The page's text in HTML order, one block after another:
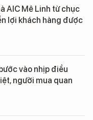
AIC Mê Linh từ chục
lợi khách hàng được
vào nhịp điều
người mua quan